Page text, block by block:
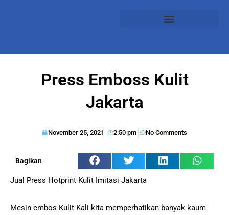
Press Emboss Kulit
Jakarta
November 25, 2021 2:50 pm No Comments
Bagikan
Jual Press Hotprint Kulit Imitasi Jakarta
Mesin embos Kulit Kali kita memperhatikan banyak kaum